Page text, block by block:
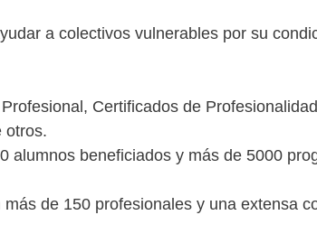
a colectivos vulnerables por su
Certificados de
otros.
alumnos beneficiados y más de 5000
más de 150 profesionales y una extensa